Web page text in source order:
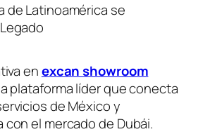
de Latinoamérica se
enexcan showroom
plataforma líder que conecta
de México y
con el mercado de Dubái.